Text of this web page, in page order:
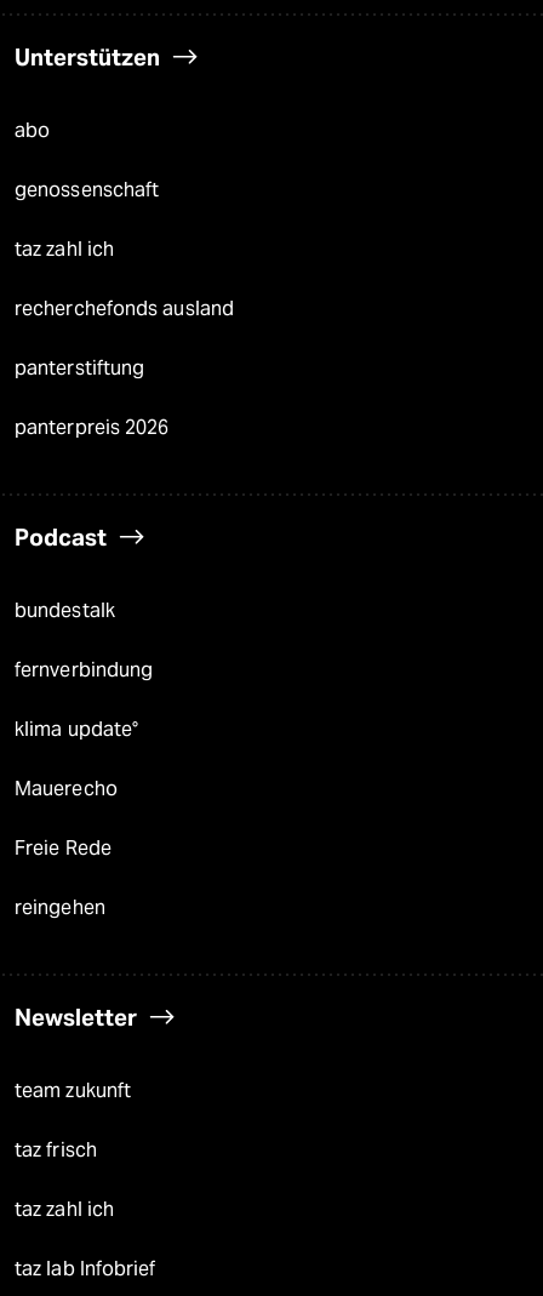
Unterstützen
abo
genossenschaft
taz zahl ich
recherchefonds ausland
panterstiftung
panterpreis 2026
Podcast
bundestalk
fernverbindung
klima update°
Mauerecho
Freie Rede
reingehen
Newsletter
team zukunft
taz frisch
taz zahl ich
taz lab Infobrief